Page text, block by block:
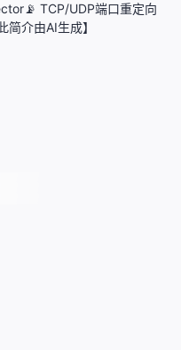
TCP/UDP端口重定向
介由AI生成】